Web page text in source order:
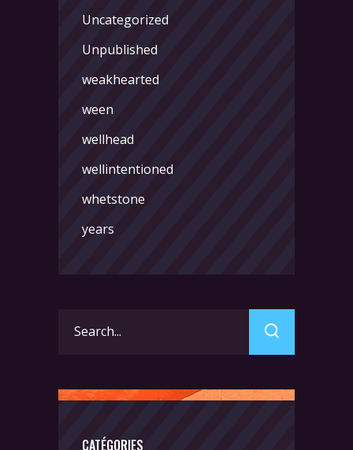
Uncategorized
Unpublished
weakhearted
ween
wellhead
wellintentioned
whetstone
years
for:
CATÉGORIES